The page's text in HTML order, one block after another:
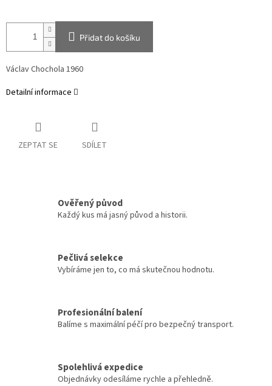
Přidat do košíku
Václav Chochola 1960
Detailní informace
ZEPTAT SE SDÍLET
Ověřený původ
Každý kus má jasný původ a historii.
Pečlivá selekce
Vybíráme jen to, co má skutečnou hodnotu.
Profesionální balení
Balíme s maximální péčí pro bezpečný transport.
Spolehlivá expedice
Objednávky odesíláme rychle a přehledně.